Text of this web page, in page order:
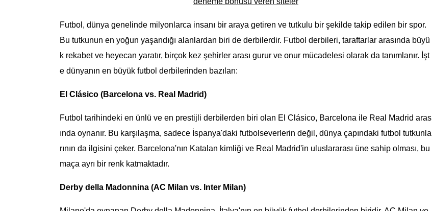
Futbol, dünya genelinde milyonlarca insanı bir araya getiren ve tutkulu bir şekilde takip edilen bir spor.
Bu tutkunun en yoğun yaşandığı alanlardan biri de derbilerdir. Futbol derbileri, taraftarlar arasında büyü
k rekabet ve heyecan yaratır, birçok kez şehirler arası gurur ve onur mücadelesi olarak da tanımlanır. İşt
e dünyanın en büyük futbol derbilerinden bazıları:
El Clásico (Barcelona vs. Real Madrid)
Futbol tarihindeki en ünlü ve en prestijli derbilerden biri olan El Clásico, Barcelona ile Real Madrid aras
ında oynanır. Bu karşılaşma, sadece İspanya'daki futbolseverlerin değil, dünya çapındaki futbol tutkunla
rının da ilgisini çeker. Barcelona'nın Katalan kimliği ve Real Madrid'in uluslararası üne sahip olması, bu
maça ayrı bir renk katmaktadır.
Derby della Madonnina (AC Milan vs. Inter Milan)